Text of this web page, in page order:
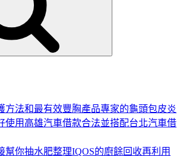
方法和最有效豐胸產品專家的龜頭包皮炎
使用高雄汽車借款合法並搭配台北汽車借
幫你抽水肥整理IQOS的廚餘回收再利用